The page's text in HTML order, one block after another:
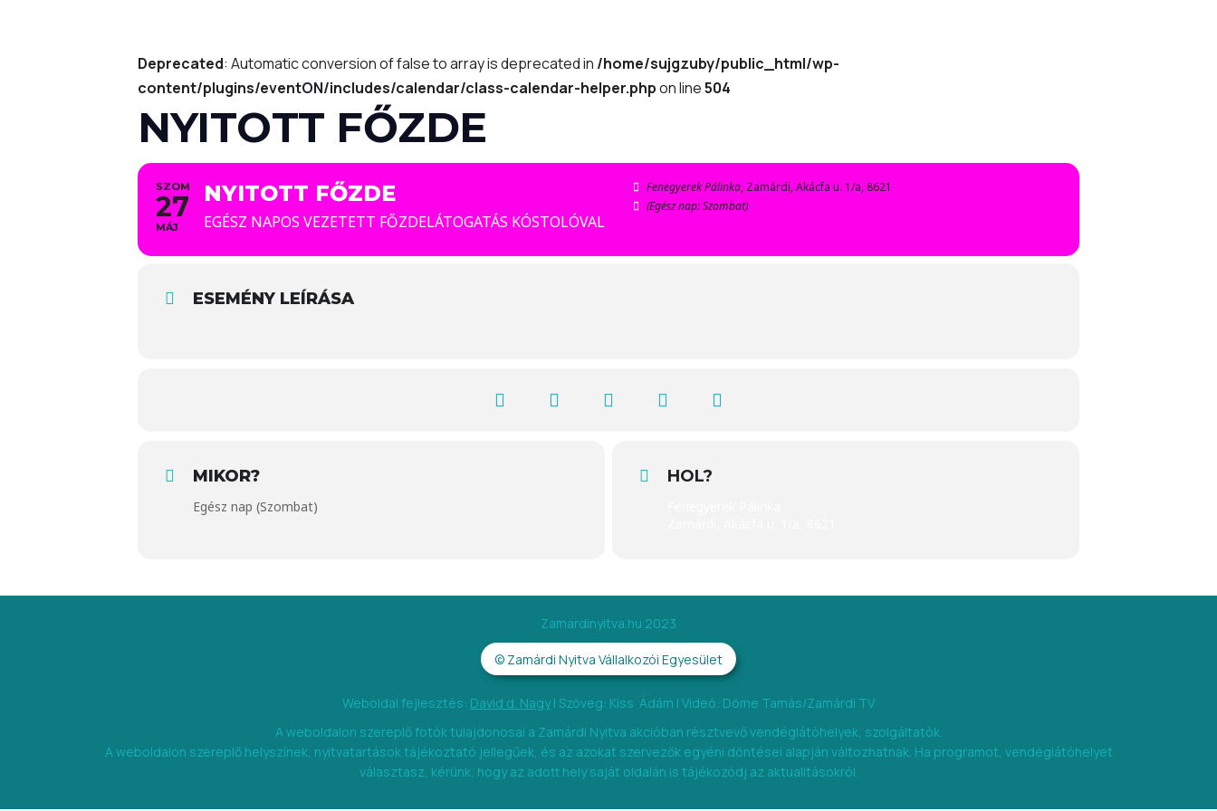
Deprecated: Automatic conversion of false to array is deprecated in /home/sujgzuby/public_html/wp-
content/plugins/eventON/includes/calendar/class-calendar-helper.phpon line504
NYITOTT FŐZDE
SZOM
27
MÁJ
NYITOTT FŐZDE
EGÉSZ NAPOS VEZETETT FŐZDELÁTOGATÁS KÓSTOLÓVAL
Fenegyerek Pálinka, Zamárdi, Akácfa u. 1/a, 8621
(Egész nap: Szombat)
ESEMÉNY LEÍRÁSA
MIKOR?
Egész nap (Szombat)
HOL?
Zamardinyitva.hu 2023
© Zamárdi Nyitva Vállalkozói Egyesület
Weboldal fejlesztés: David d. Nagy | Szöveg: Kiss Ádám | Videó: Döme Tamás/Zamárdi TV
A weboldalon szereplő fotók tulajdonosai a Zamárdi Nyitva akcióban résztvevő vendéglátóhelyek, szolgáltatók.
A weboldalon szereplő helyszínek, nyitvatartások tájékoztató jellegűek, és az azokat szervezők egyéni döntései alapján változhatnak. Ha programot, vendéglátóhelyet
választasz, kérünk, hogy az adott hely saját oldalán is tájékozódj az aktualitásokról.